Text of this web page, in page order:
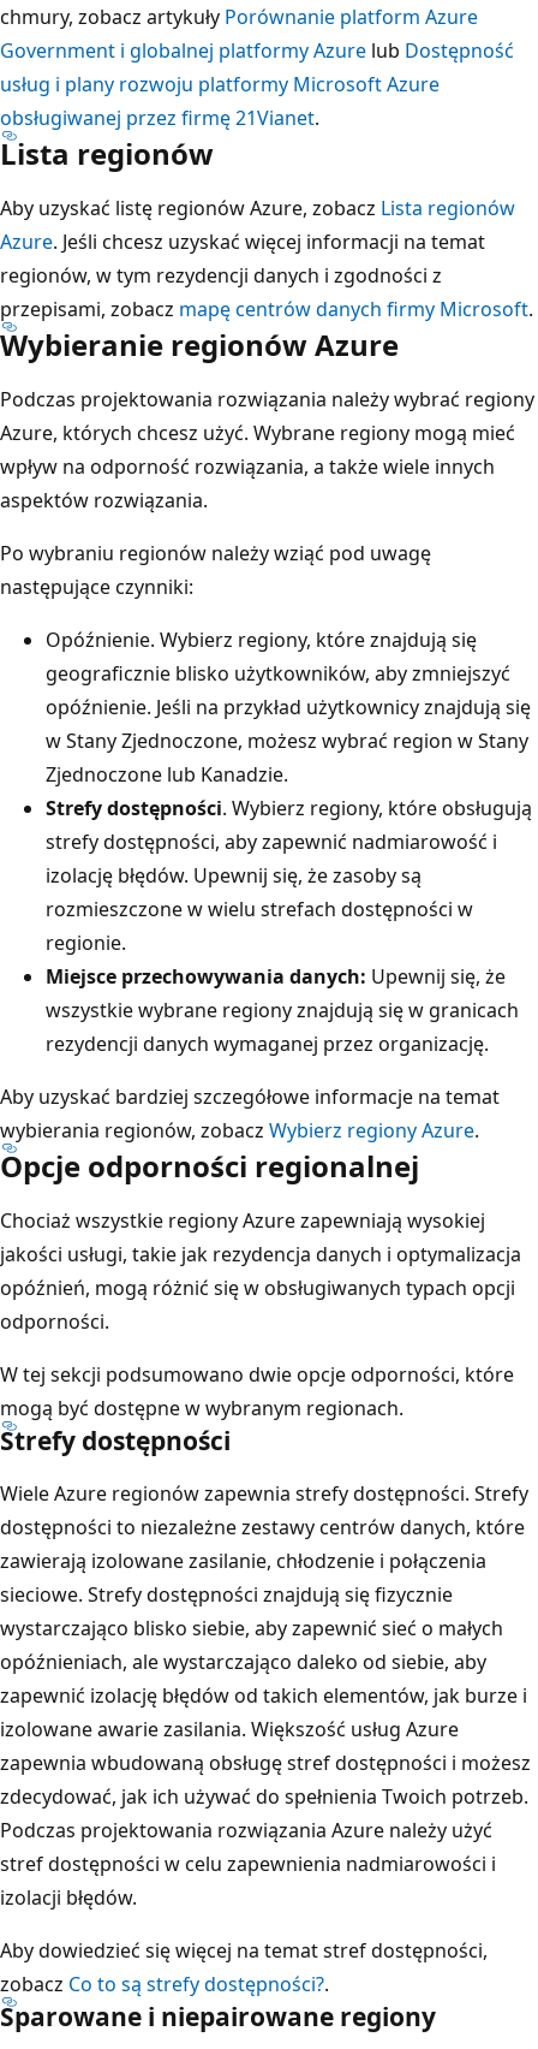
i
l
i
n
i
p
o
z
i
o
a
p
r
z
e
r
p
r
a
e
j
k
r
ę
d
z
i
l
e
w
e
g
o
r
e
g
i
o
u
d
o
chmury, zobacz artykuły Porównanie platform Azure
Government i globalnej platformy Azure lub Dostępność
usług i plany rozwoju platformy Microsoft Azure
obsługiwanej przez firmę 21Vianet.
Lista regionów
Aby uzyskać listę regionów Azure, zobacz Lista regionów
Azure. Jeśli chcesz uzyskać więcej informacji na temat
regionów, w tym rezydencji danych i zgodności z
przepisami, zobacz mapę centrów danych firmy Microsoft.
Wybieranie regionów Azure
Podczas projektowania rozwiązania należy wybrać regiony
Azure, których chcesz użyć. Wybrane regiony mogą mieć
wpływ na odporność rozwiązania, a także wiele innych
aspektów rozwiązania.
Po wybraniu regionów należy wziąć pod uwagę
następujące czynniki:
Opóźnienie. Wybierz regiony, które znajdują się
geograficznie blisko użytkowników, aby zmniejszyć
opóźnienie. Jeśli na przykład użytkownicy znajdują się
w Stany Zjednoczone, możesz wybrać region w Stany
Zjednoczone lub Kanadzie.
Strefy dostępności. Wybierz regiony, które obsługują
strefy dostępności, aby zapewnić nadmiarowość i
izolację błędów. Upewnij się, że zasoby są
rozmieszczone w wielu strefach dostępności w
regionie.
Miejsce przechowywania danych: Upewnij się, że
wszystkie wybrane regiony znajdują się w granicach
rezydencji danych wymaganej przez organizację.
Aby uzyskać bardziej szczegółowe informacje na temat
wybierania regionów, zobacz Wybierz regiony Azure.
Opcje odporności regionalnej
Chociaż wszystkie regiony Azure zapewniają wysokiej
jakości usługi, takie jak rezydencja danych i optymalizacja
opóźnień, mogą różnić się w obsługiwanych typach opcji
odporności.
W tej sekcji podsumowano dwie opcje odporności, które
mogą być dostępne w wybranym regionach.
Strefy dostępności
Wiele Azure regionów zapewnia strefy dostępności. Strefy
dostępności to niezależne zestawy centrów danych, które
zawierają izolowane zasilanie, chłodzenie i połączenia
sieciowe. Strefy dostępności znajdują się fizycznie
wystarczająco blisko siebie, aby zapewnić sieć o małych
opóźnieniach, ale wystarczająco daleko od siebie, aby
zapewnić izolację błędów od takich elementów, jak burze i
izolowane awarie zasilania. Większość usług Azure
zapewnia wbudowaną obsługę stref dostępności i możesz
zdecydować, jak ich używać do spełnienia Twoich potrzeb.
Podczas projektowania rozwiązania Azure należy użyć
stref dostępności w celu zapewnienia nadmiarowości i
izolacji błędów.
Aby dowiedzieć się więcej na temat stref dostępności,
zobacz Co to są strefy dostępności?.
Sparowane i niepairowane regiony